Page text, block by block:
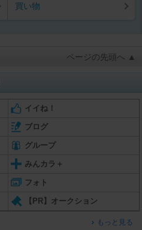
買い物
ページの先頭へ ▲
イイね！
ブログ
グループ
みんカラ＋
フォト
【PR】オークション
もっと見る